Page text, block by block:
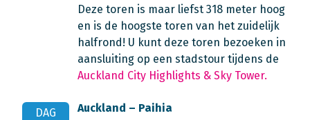
Deze toren is maar liefst 318 meter hoog
en is de hoogste toren van het zuidelijk
halfrond! U kunt deze toren bezoeken in
aansluiting op een stadstour tijdens de
Auckland City Highlights & Sky Tower.
DAG
Auckland – Paihia